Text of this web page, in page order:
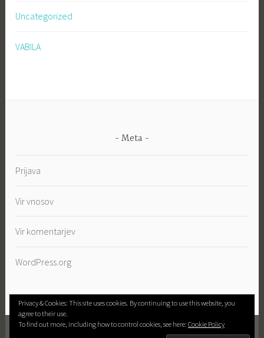
Uncategorized
VABILA
Meta
Prijava
Vir vnosov
Vir komentarjev
WordPress.org
PROUDLY POWERED BY WORDPRESS | THEME:
Privacy & Cookies: This site uses cookies. By continuing to use this website, you
agree to their use.
To find out more, including how to control cookies, see here: Cookie Policy